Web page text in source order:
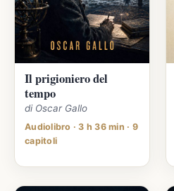
Il prigioniero del
tempo
di Oscar Gallo
Audiolibro · 3 h 36 min · 9
capitoli